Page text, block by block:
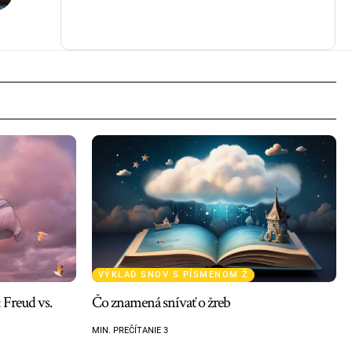
vs.
VÝKLAD SNOV S PÍSMENOM Ž
Čo znamená snívať o žreb
MIN. PREČÍTANIE 3